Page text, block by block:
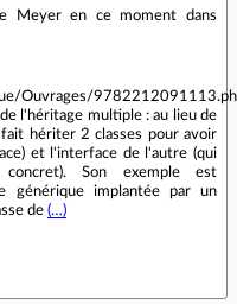
Meyer en ce moment dans
Ouvrages/
l'héritage multiple : au lieu de
hériter 2 classes pour avoir
et l'interface de l'autre (qui
Son exemple est
générique implantée par un
de (…)